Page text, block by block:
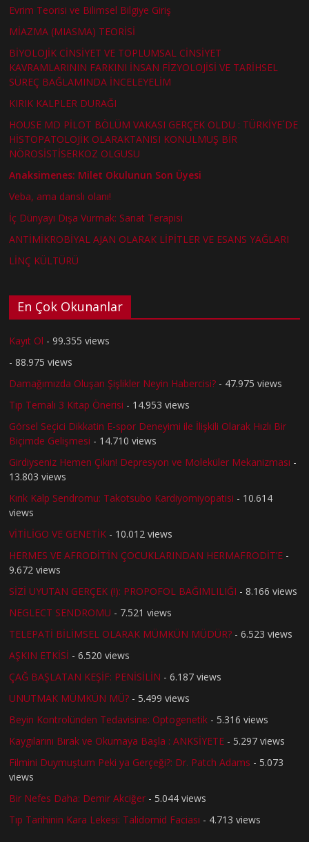
Evrim Teorisi ve Bilimsel Bilgiye Giriş
MİAZMA (MIASMA) TEORİSİ
BİYOLOJİK CİNSİYET VE TOPLUMSAL CİNSİYET
KAVRAMLARININ FARKINI İNSAN FİZYOLOJİSİ VE TARİHSEL
SÜREÇ BAĞLAMINDA İNCELEYELİM
KIRIK KALPLER DURAĞI
HOUSE MD PİLOT BÖLÜM VAKASI GERÇEK OLDU : TÜRKİYE´DE
HİSTOPATOLOJİK OLARAKTANISI KONULMUŞ BİR
NÖROSİSTİSERKOZ OLGUSU
Anaksimenes: Milet Okulunun Son Üyesi
Veba, ama danslı olanı!
İç Dünyayı Dışa Vurmak: Sanat Terapisi
ANTİMİKROBİYAL AJAN OLARAK LİPİTLER VE ESANS YAĞLARI
LİNÇ KÜLTÜRÜ
En Çok Okunanlar
Kayıt Ol - 99.355 views
- 88.975 views
Damağımızda Oluşan Şişlikler Neyin Habercisi? - 47.975 views
Tıp Temalı 3 Kitap Önerisi - 14.953 views
Görsel Seçici Dikkatin E-spor Deneyimi ile İlişkili Olarak Hızlı Bir
Biçimde Gelişmesi - 14.710 views
Girdiyseniz Hemen Çıkın! Depresyon ve Moleküler Mekanizması -
13.803 views
Kırık Kalp Sendromu: Takotsubo Kardiyomiyopatisi - 10.614
views
VİTİLİGO VE GENETİK - 10.012 views
HERMES VE AFRODİT’İN ÇOCUKLARINDAN HERMAFRODİT’E -
9.672 views
SİZİ UYUTAN GERÇEK (!): PROPOFOL BAĞIMLILIĞI - 8.166 views
NEGLECT SENDROMU - 7.521 views
TELEPATİ BİLİMSEL OLARAK MÜMKÜN MÜDÜR? - 6.523 views
AŞKIN ETKİSİ - 6.520 views
ÇAĞ BAŞLATAN KEŞİF: PENİSİLİN - 6.187 views
UNUTMAK MÜMKÜN MÜ? - 5.499 views
Beyin Kontrolünden Tedavisine: Optogenetik - 5.316 views
Kaygılarını Bırak ve Okumaya Başla : ANKSİYETE - 5.297 views
Filmini Duymuştum Peki ya Gerçeği?: Dr. Patch Adams - 5.073
views
Bir Nefes Daha: Demir Akciğer - 5.044 views
Tıp Tarihinin Kara Lekesi: Talidomid Faciası - 4.713 views